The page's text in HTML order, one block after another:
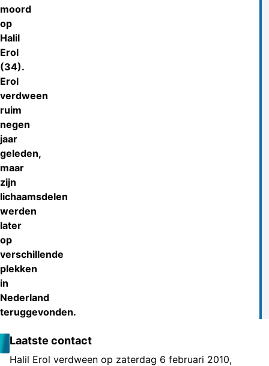
moord
op
Halil
Erol
(34).
Erol
verdween
ruim
negen
jaar
geleden,
maar
zijn
lichaamsdelen
werden
later
op
verschillende
plekken
in
Nederland
teruggevonden.
Laatste contact
Halil Erol verdween op zaterdag 6 februari 2010,